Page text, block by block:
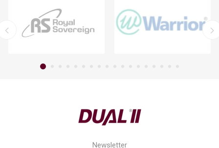
Newsletter